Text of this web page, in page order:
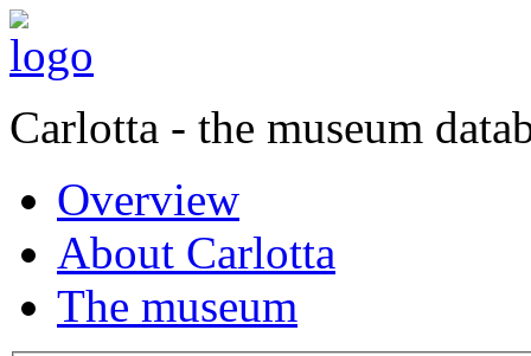
Carlotta - the museum
Overview
About Carlotta
The museum